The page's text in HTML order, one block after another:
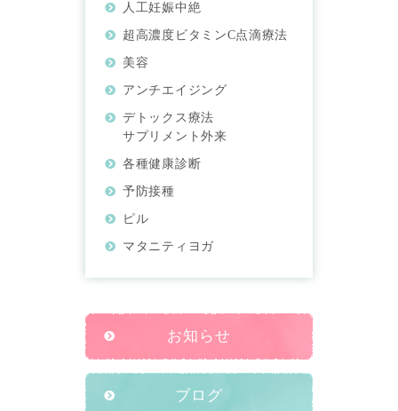
人工妊娠中絶
超高濃度ビタミンC点滴療法
美容
アンチエイジング
デトックス療法
サプリメント外来
各種健康診断
予防接種
ピル
マタニティヨガ
お知らせ
ブログ